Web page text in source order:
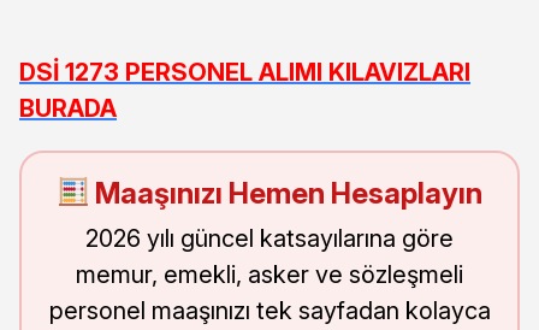
DSİ 1273 PERSONEL ALIMI KILAVIZLARI
BURADA
Maaşınızı Hemen Hesaplayın
2026 yılı güncel katsayılarına göre
memur, emekli, asker ve sözleşmeli
personel maaşınızı tek sayfadan kolayca